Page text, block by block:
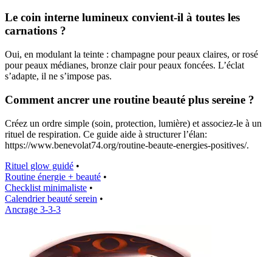
Le coin interne lumineux convient-il à toutes les
carnations ?
Oui, en modulant la teinte : champagne pour peaux claires, or rosé
pour peaux médianes, bronze clair pour peaux foncées. L’éclat
s’adapte, il ne s’impose pas.
Comment ancrer une routine beauté plus sereine ?
Créez un ordre simple (soin, protection, lumière) et associez-le à un
rituel de respiration. Ce guide aide à structurer l’élan:
https://www.benevolat74.org/routine-beaute-energies-positives/.
Rituel glow guidé •
Routine énergie + beauté •
Checklist minimaliste •
Calendrier beauté serein •
Ancrage 3-3-3